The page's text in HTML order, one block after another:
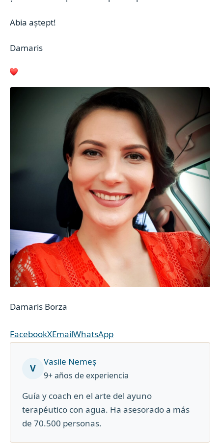
Abia aștept!
Damaris
Damaris Borza
FacebookXEmailWhatsApp
V
Vasile Nemeș
9+ años de experiencia
Guía y coach en el arte del ayuno
terapéutico con agua. Ha asesorado a más
de 70.500 personas.